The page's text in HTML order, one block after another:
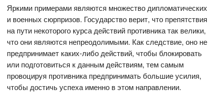
Яркими примерами являются множество дипломатических
и военных сюрпризов. Государство верит, что препятствия
на пути некоторого курса действий противника так велики,
что они являются непреодолимыми. Как следствие, оно не
предпринимает каких-либо действий, чтобы блокировать
или подготовиться к данным действиям, тем самым
провоцируя противника предпринимать большие усилия,
чтобы достичь успеха именно в этом направлении.